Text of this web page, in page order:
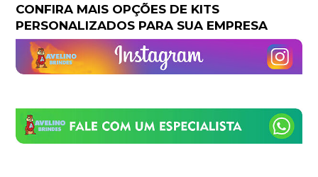
CONFIRA MAIS OPÇÕES DE KITS
PERSONALIZADOS PARA SUA EMPRESA